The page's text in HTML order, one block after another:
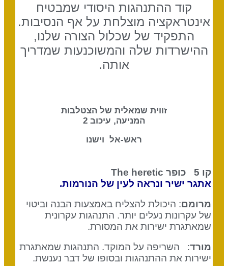
קוד ההתנהגות היסודי שמבטיח
אינטראקציה מוצלחת על אף הנסיבות.
התפקיד של שכלול הצורה שלנו,
ההישרדות שלה והמשוכנעות שמדריך
אותה.
זווית שמאלית של הצטלבות
המניעה, עיכוב 2
ראש-אל וישנו
קו 5 כופר
The heretic
אתגר ישיר ונראה לעין של הנורמות.
מרומם: היכולת להצליח באמצעות הבנה וביטוי
של עקרונות נעלים יותר. התנהגות עקרונית
שמאתגרת ישירות את המסורת.
מורד: השריפה על המוקד. התנהגות שמאתגרת
ישירות את ההתנהגות ובסופו של דבר נענשת.